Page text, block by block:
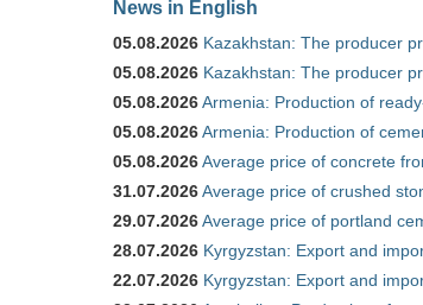
News in English
05.08.2026 Kazakhstan: The producer
05.08.2026 Kazakhstan: The producer
05.08.2026Armenia: Production of
05.08.2026Armenia: Production of
05.08.2026Average price of concrete
31.07.2026Average price of crushed
29.07.2026Average price of portland
28.07.2026 Kyrgyzstan: Export and
22.07.2026 Kyrgyzstan: Export and